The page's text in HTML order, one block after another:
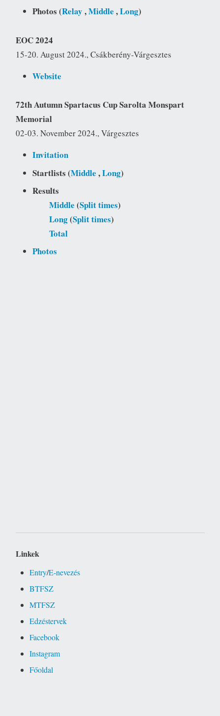
Photos (Relay ,Middle ,Long)
EOC 2024
15-20. August 2024., Csákberény-Várgesztes
Website
72th Autumn Spartacus Cup Sarolta Monspart
Memorial
02-03. November 2024., Várgesztes
Invitation
Startlists (Middle ,Long)
Results
Middle (Split times)
Long(Split times)
Total
Photos
Linkek
Entry/E-nevezés
BTFSZ
MTFSZ
Edzéstervek
Facebook
Instagram
Főoldal